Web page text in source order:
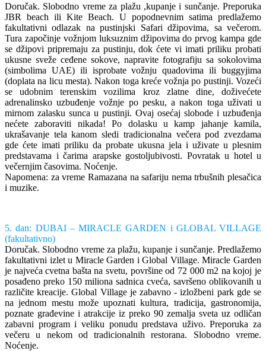
Doručak. Slobodno vreme za plažu ,kupanje i sunčanje. Preporuka
JBR beach ili Kite Beach. U popodnevnim satima predlažemo
fakultativni odlazak na pustinjski Safari džipovima, sa večerom.
Tura započinje vožnjom luksuznim džipovima do prvog kampa gde
se džipovi pripremaju za pustinju, dok ćete vi imati priliku probati
ukusne sveže ceđene sokove, napravite fotografiju sa sokolovima
(simbolima UAE) ili isprobate vožnju quadovima ili buggyjima
(doplata na licu mesta). Nakon toga kreće vožnja po pustinji. Vozeći
se udobnim terenskim vozilima kroz zlatne dine, doživećete
adrenalinsko uzbuđenje vožnje po pesku, a nakon toga uživati u
mirnom zalasku sunca u pustinji. Ovaj osećaj slobode i uzbuđenja
nećete zaboraviti nikada! Po dolasku u kamp jahanje kamila,
ukrašavanje tela kanom sledi tradicionalna večera pod zvezdama
gde ćete imati priliku da probate ukusna jela i uživate u plesnim
predstavama i čarima arapske gostoljubivosti. Povratak u hotel u
večernjim časovima. Noćenje.
Napomena: za vreme Ramazana na safariju nema trbušnih plesačica
i muzike.
5. dan: DUBAI – MIRACLE GARDEN i GLOBAL VILLAGE
(fakultativno)
Doručak. Slobodno vreme za plažu, kupanje i sunčanje. Predlažemo
fakultativni izlet u Miracle Garden i Global Village. Miracle Garden
je najveća cvetna bašta na svetu, površine od 72 000 m2 na kojoj je
posađeno preko 150 miliona sadnica cveća, savršeno oblikovanih u
različite kreacije. Global Village je zabavno - izložbeni park gde se
na jednom mestu može upoznati kultura, tradicija, gastronomija,
poznate građevine i atrakcije iz preko 90 zemalja sveta uz odličan
zabavni program i veliku ponudu predstava uživo. Preporuka za
večeru u nekom od tradicionalnih restorana. Slobodno vreme.
Noćenje.